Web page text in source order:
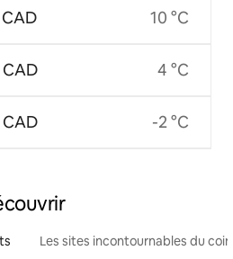
10 °C
4 °C
-2 °C
Les sites incontournables du coin